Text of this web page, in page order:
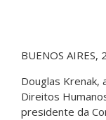
BUENOS AIRES,
Douglas Krenak,
Direitos
presidente da